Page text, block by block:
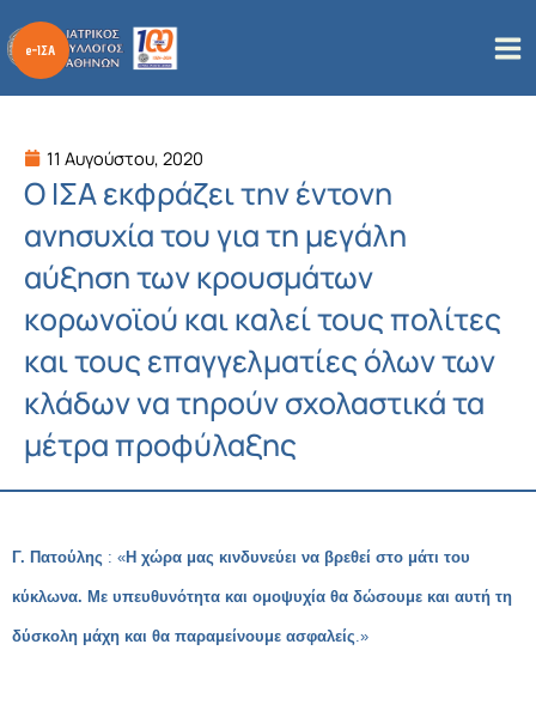
στο
περιεχόμενο
11 Αυγούστου, 2020
Ο ΙΣΑ εκφράζει την έντονη
ανησυχία του για τη μεγάλη
αύξηση των κρουσμάτων
κορωνοϊού και καλεί τους πολίτες
και τους επαγγελματίες όλων των
κλάδων να τηρούν σχολαστικά τα
μέτρα προφύλαξης
Γ. Πατούλης : «Η χώρα μας κινδυνεύει να βρεθεί στο μάτι του
κύκλωνα. Με υπευθυνότητα και ομοψυχία θα δώσουμε και αυτή τη
δύσκολη μάχη και θα παραμείνουμε ασφαλείς.»